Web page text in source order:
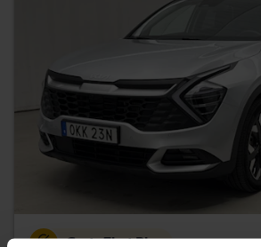
Certyfikat Plus